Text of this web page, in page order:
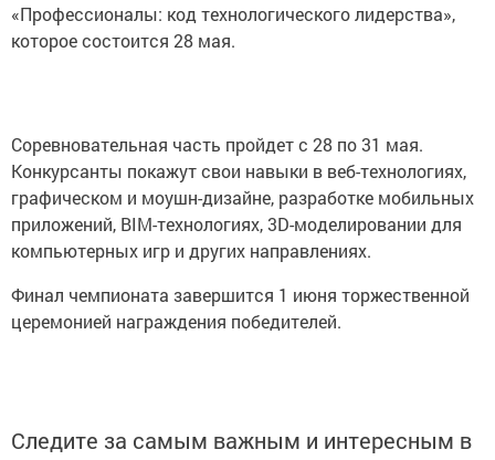
«Профессионалы: код технологического лидерства»,
которое состоится 28 мая.
Соревновательная часть пройдет с 28 по 31 мая.
Конкурсанты покажут свои навыки в веб-технологиях,
графическом и моушн-дизайне, разработке мобильных
приложений, BIM-технологиях, 3D-моделировании для
компьютерных игр и других направлениях.
Финал чемпионата завершится 1 июня торжественной
церемонией награждения победителей.
Следите за самым важным и интересным в